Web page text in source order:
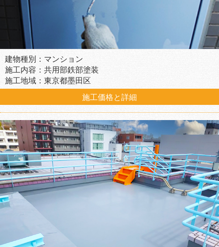
建物種別：マンション
施工内容：共用部鉄部塗装
施工地域：東京都墨田区
施工価格と詳細